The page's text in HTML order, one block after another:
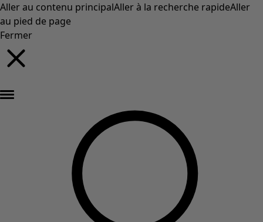
Aller au contenu principalAller à la recherche rapideAller
au pied de page
Fermer